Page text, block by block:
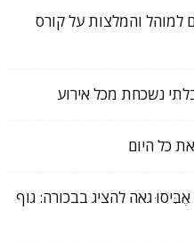
למוהל והמלצות על קורס
נשכחת מכל אירוע
כל היום
גאה להציג בבכורה: גוף